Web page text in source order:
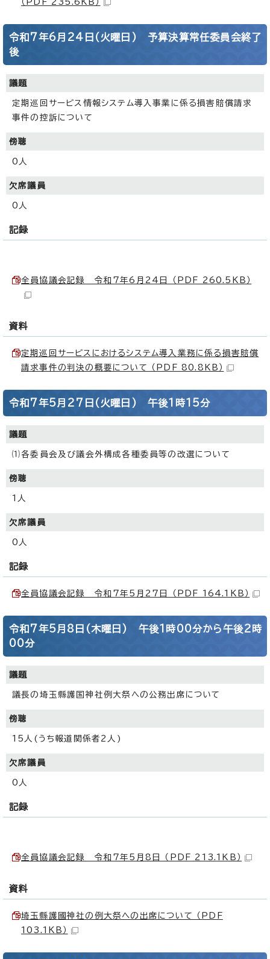
（PDF 235.6KB）
令和7年6月24日(火曜日) 予算決算常任委員会終了
後
議題
定期巡回サービス情報システム導入事業に係る損害賠償請求
事件の控訴について
傍聴
0人
欠席議員
0人
記録
全員協議会記録 令和7年6月24日 （PDF 260.5KB）
資料
定期巡回サービスにおけるシステム導入業務に係る損害賠償
請求事件の判決の概要について （PDF 80.8KB）
令和7年5月27日(火曜日) 午後1時15分
議題
⑴各委員会及び議会外構成各種委員等の改選について
傍聴
1人
欠席議員
0人
記録
全員協議会記録 令和7年5月27日 （PDF 164.1KB）
令和7年5月8日(木曜日) 午後1時00分から午後2時
00分
議題
議長の埼玉縣護国神社例大祭への公務出席について
傍聴
15人(うち報道関係者2人)
欠席議員
0人
記録
全員協議会記録 令和7年5月8日 （PDF 213.1KB）
資料
埼玉縣護國神社の例大祭への出席について （PDF
103.1KB）